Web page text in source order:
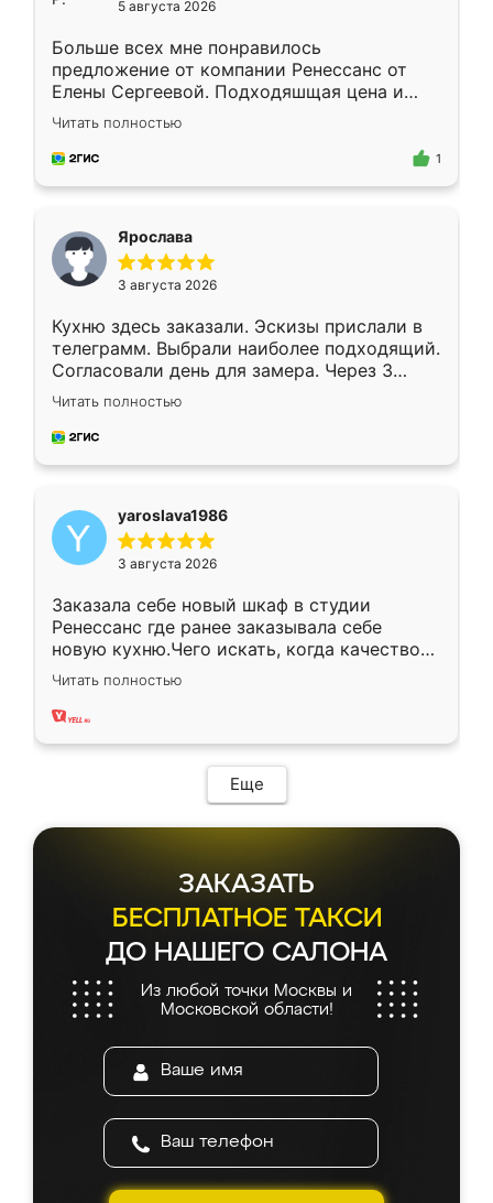
5 августа 2026
Больше всех мне понравилось
предложение от компании Ренессанс от
Елены Сергеевой. Подходяшщая цена и
короткие сроки изготовления. Приехавший
для замера сотрудник Владислав
предложил по моему эскизу самый
Читать полностью
1
Ярослава
3 августа 2026
Кухню здесь заказали. Эскизы прислали в
телеграмм. Выбрали наиболее подходящий.
Согласовали день для замера. Через 3
недели кухня была уже готова. Остались
довольны работой. Спасибо Ренессанс
мебель за качественную работу!
Читать полностью
yaroslava1986
3 августа 2026
Заказала себе новый шкаф в студии
Ренессанс где ранее заказывала себе
новую кухню.Чего искать, когда качеством
вполне довольна. Служит кухня уже почти
два года, нареканий нет.
Читать полностью
Еще
ЗАКАЗАТЬ
БЕСПЛАТНОЕ ТАКСИ
ДО НАШЕГО САЛОНА
Из любой точки Москвы и
Московской области!